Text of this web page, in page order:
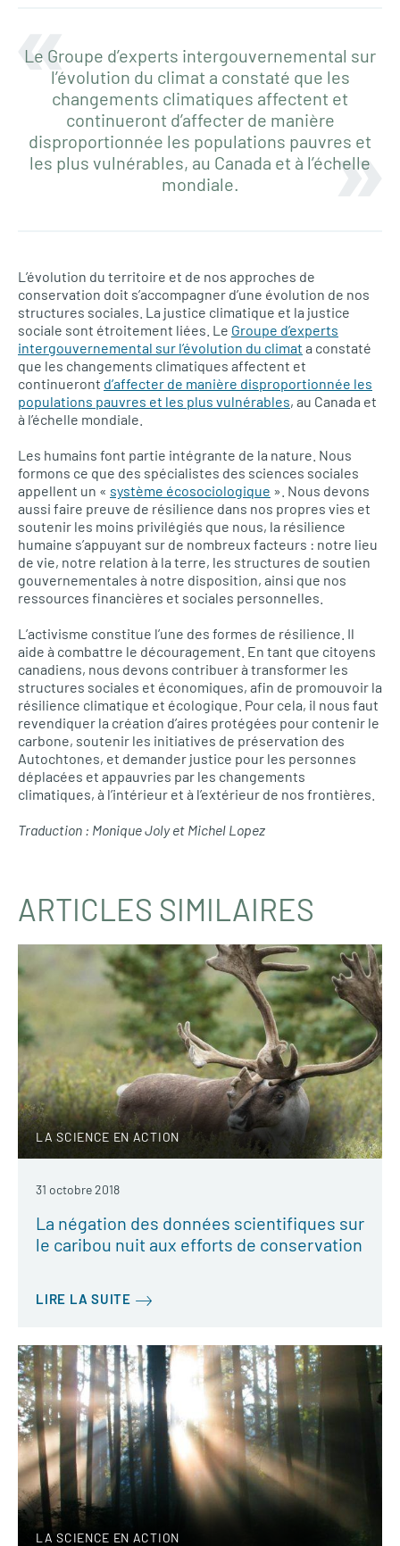
Le Groupe d’experts intergouvernemental sur
l’évolution du climat a constaté que les
changements climatiques affectent et
continueront d’affecter de manière
disproportionnée les populations pauvres et
les plus vulnérables, au Canada et à l’échelle
mondiale.
L’évolution du territoire et de nos approches de
conservation doit s’accompagner d’une évolution de nos
structures sociales. La justice climatique et la justice
sociale sont étroitement liées. Le Groupe d’experts
intergouvernemental sur l’évolution du climat a constaté
que les changements climatiques affectent et
continueront d’affecter de manière disproportionnée les
populations pauvres et les plus vulnérables, au Canada et
à l’échelle mondiale.
Les humains font partie intégrante de la nature. Nous
formons ce que des spécialistes des sciences sociales
appellent un « système écosociologique ». Nous devons
aussi faire preuve de résilience dans nos propres vies et
soutenir les moins privilégiés que nous, la résilience
humaine s’appuyant sur de nombreux facteurs : notre lieu
de vie, notre relation à la terre, les structures de soutien
gouvernementales à notre disposition, ainsi que nos
ressources financières et sociales personnelles.
L’activisme constitue l’une des formes de résilience. Il
aide à combattre le découragement. En tant que citoyens
canadiens, nous devons contribuer à transformer les
structures sociales et économiques, afin de promouvoir la
résilience climatique et écologique. Pour cela, il nous faut
revendiquer la création d’aires protégées pour contenir le
carbone, soutenir les initiatives de préservation des
Autochtones, et demander justice pour les personnes
déplacées et appauvries par les changements
climatiques, à l’intérieur et à l’extérieur de nos frontières.
Traduction : Monique Joly et Michel Lopez
ARTICLES SIMILAIRES
LA SCIENCE EN ACTION
31 octobre 2018
La négation des données scientifiques sur
le caribou nuit aux efforts de conservation
LIRE LA SUITE
LA SCIENCE EN ACTION